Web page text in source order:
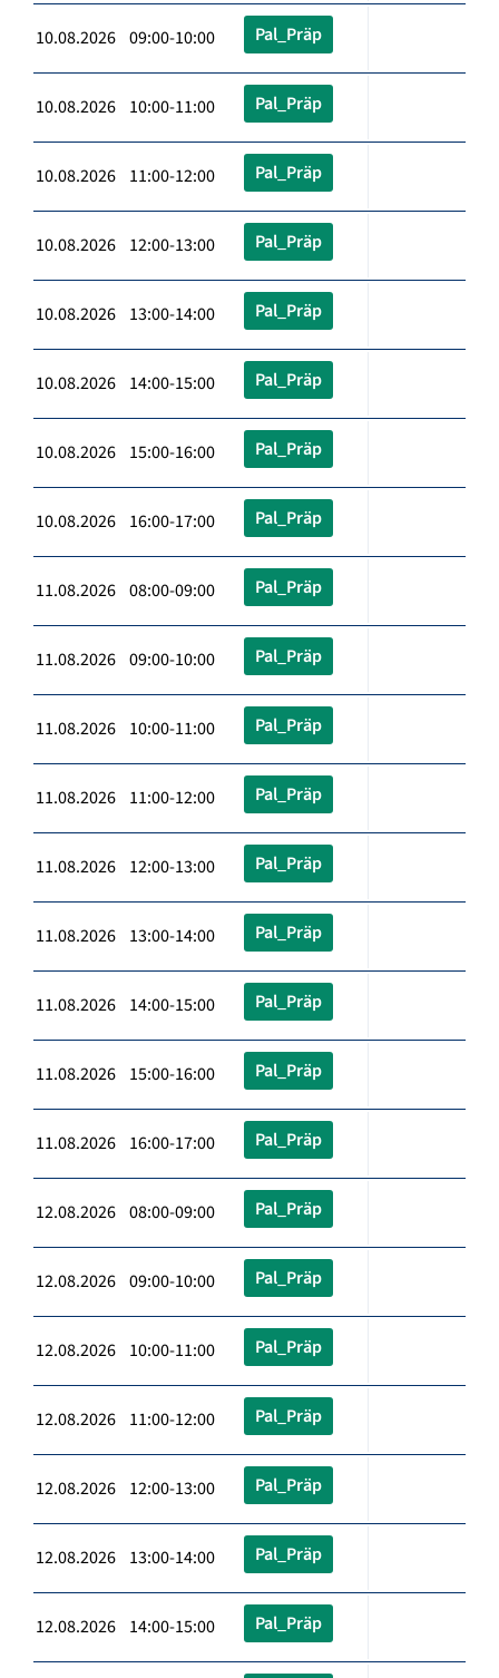
10.08.2026 09:00-10:00 Pal_Präp
10.08.2026 10:00-11:00 Pal_Präp
10.08.2026 11:00-12:00 Pal_Präp
10.08.2026 12:00-13:00 Pal_Präp
10.08.2026 13:00-14:00 Pal_Präp
10.08.2026 14:00-15:00 Pal_Präp
10.08.2026 15:00-16:00 Pal_Präp
10.08.2026 16:00-17:00 Pal_Präp
11.08.2026 08:00-09:00 Pal_Präp
11.08.2026 09:00-10:00 Pal_Präp
11.08.2026 10:00-11:00 Pal_Präp
11.08.2026 11:00-12:00 Pal_Präp
11.08.2026 12:00-13:00 Pal_Präp
11.08.2026 13:00-14:00 Pal_Präp
11.08.2026 14:00-15:00 Pal_Präp
11.08.2026 15:00-16:00 Pal_Präp
11.08.2026 16:00-17:00 Pal_Präp
12.08.2026 08:00-09:00 Pal_Präp
12.08.2026 09:00-10:00 Pal_Präp
12.08.2026 10:00-11:00 Pal_Präp
12.08.2026 11:00-12:00 Pal_Präp
12.08.2026 12:00-13:00 Pal_Präp
12.08.2026 13:00-14:00 Pal_Präp
12.08.2026 14:00-15:00 Pal_Präp